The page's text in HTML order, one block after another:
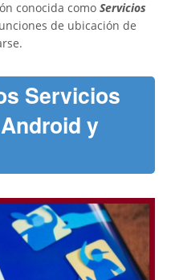
conocida como Servicios
de ubicación de
Servicios
y